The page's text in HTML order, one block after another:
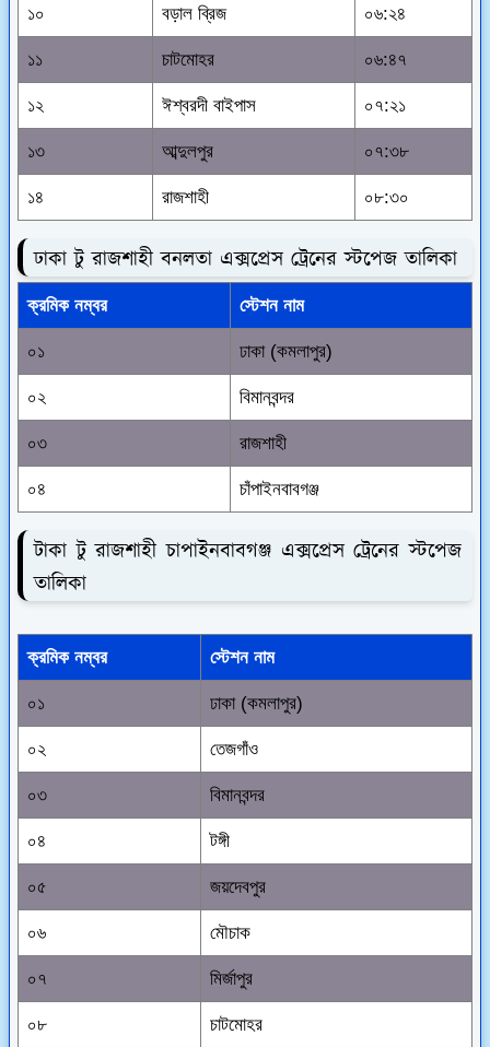
১০ বড়াল ব্রিজ ০৬:২৪
১১ চাটমোহর ০৬:৪৭
১২ ঈশ্বরদী বাইপাস ০৭:২১
১৩ আব্দুলপুর ০৭:৩৮
১৪ রাজশাহী ০৮:৩০
ঢাকা টু রাজশাহী বনলতা এক্সপ্রেস ট্রেনের স্টপেজ তালিকা
ক্রমিক নম্বর স্টেশন নাম
০১ ঢাকা (কমলাপুর)
০২ বিমানবন্দর
০৩ রাজশাহী
০৪ চাঁপাইনবাবগঞ্জ
টাকা টু রাজশাহী চাপাইনবাবগঞ্জ এক্সপ্রেস ট্রেনের স্টপেজ
তালিকা
ক্রমিক নম্বর স্টেশন নাম
০১ ঢাকা (কমলাপুর)
০২ তেজগাঁও
০৩ বিমানবন্দর
০৪ টঙ্গী
০৫ জয়দেবপুর
০৬ মৌচাক
০৭ মির্জাপুর
০৮ চাটমোহর